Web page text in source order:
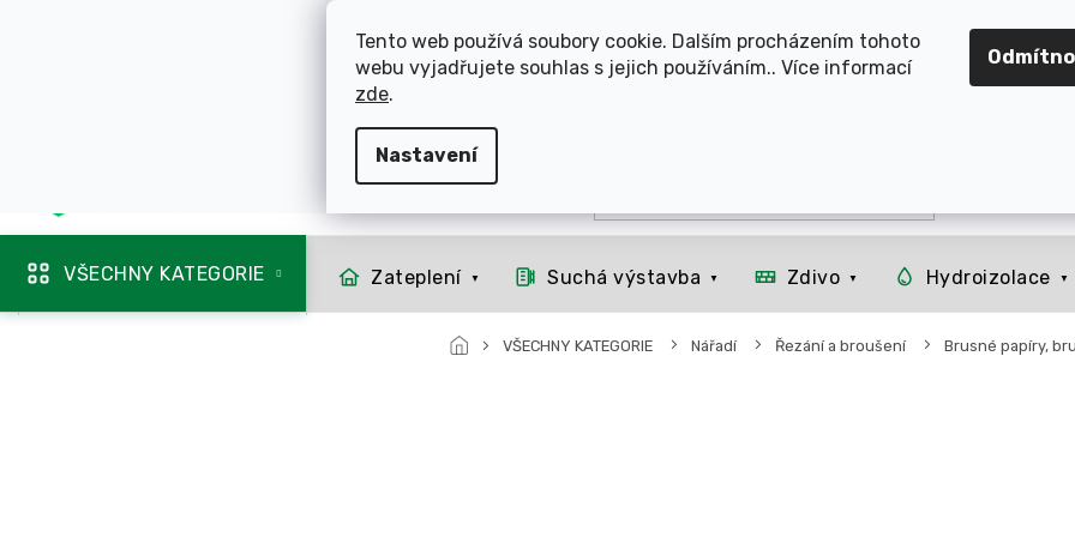
Tento web používá soubory cookie. Dalším procházením tohoto
webu vyjadřujete souhlas s jejich používáním.. Více informací
zde.
Nastavení
ROZVÁŽÍME OLOMOUCKO, SVITAVSKO, ŠUMPERSKO, BRNO, PARDUBICE,
VŠECHNY KATEGORIE Zateplení Suchá výstavba Zdivo Hydroizolace
VŠECHNY KATEGORIE Nářadí Řezání a broušení Brusné papíry,